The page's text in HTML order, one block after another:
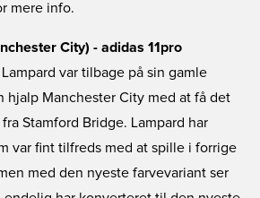
mere info.
City) - adidas 11pro
Lampard var tilbage på sin gamle
hjalp Manchester City med at få det
Stamford Bridge. Lampard har
var fint tilfreds med at spille i forrige
med den nyeste farvevariant ser